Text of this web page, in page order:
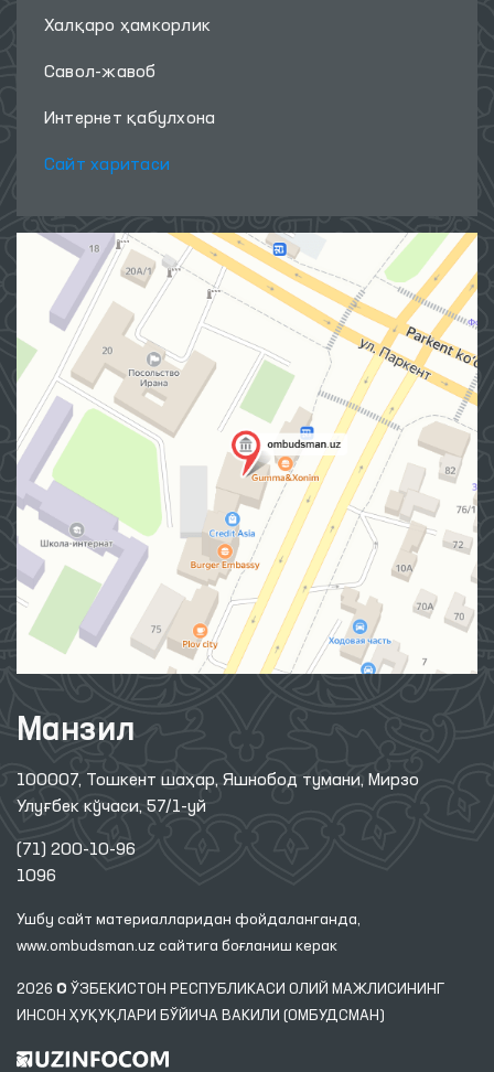
Халқаро ҳамкорлик
Савол-жавоб
Интернет қабулхона
Сайт харитаси
Манзил
100007, Тошкент шаҳар, Яшнобод тумани, Мирзо
Улуғбек кўчаси, 57/1-уй
(71) 200-10-96
1096
Ушбу сайт материалларидан фойдаланганда,
www.ombudsman.uz сайтига боғланиш керак
2026 © ЎЗБЕКИСТОН РЕСПУБЛИКАСИ ОЛИЙ МАЖЛИСИНИНГ
ИНСОН ҲУҚУҚЛАРИ БЎЙИЧА ВАКИЛИ (ОМБУДСМАН)